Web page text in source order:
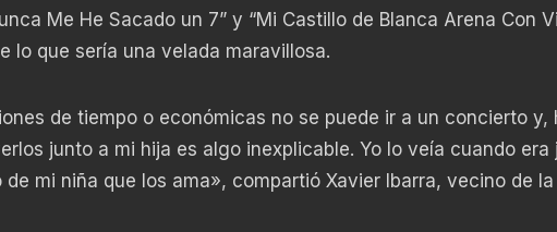
Me He Sacado un 7” y “Mi Castillo de Blanca Arena Con
lo que sería una velada maravillosa.
de tiempo o económicas no se puede ir a un concierto y,
junto a mi hija es algo inexplicable. Yo lo veía cuando era
mi niña que los ama», compartió Xavier Ibarra, vecino de